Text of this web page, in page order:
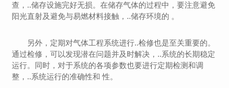
查，..储存设施完好无损。在储存气体的过程中，要注意避免
阳光直射及避免与易燃材料接触，..储存环境的 。
另外，定期对气体工程系统进行..检修也是至关重要的。
通过检修，可以发现潜在问题并及时解决，..系统的长期稳定
运行。同时，对于系统的各项参数也要进行定期检测和调
整，..系统运行的准确性和 性。